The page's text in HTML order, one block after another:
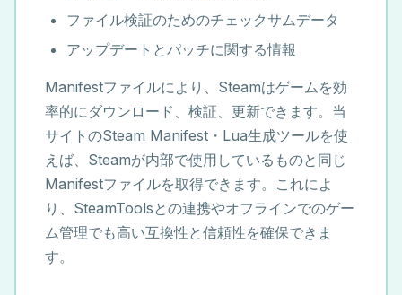
ファイル検証のためのチェックサムデータ
アップデートとパッチに関する情報
Manifestファイルにより、Steamはゲームを効
率的にダウンロード、検証、更新できます。当
サイトのSteam Manifest・Lua生成ツールを使
えば、Steamが内部で使用しているものと同じ
Manifestファイルを取得できます。これによ
り、SteamToolsとの連携やオフラインでのゲー
ム管理でも高い互換性と信頼性を確保できま
す。